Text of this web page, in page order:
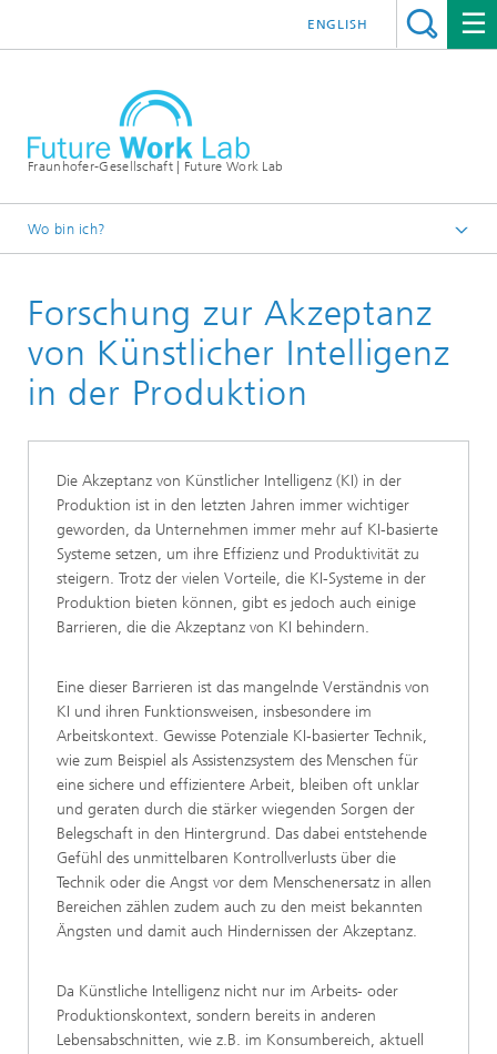
Fraunhofer-Gesellschaft | Future Work Lab
ENGLISH
Wo bin ich?
Ideenwelt
Forschung zur Akzeptanz
von Künstlicher Intelligenz
in der Produktion
Die Akzeptanz von Künstlicher Intelligenz (KI) in der
Produktion ist in den letzten Jahren immer wichtiger
geworden, da Unternehmen immer mehr auf KI-basierte
Systeme setzen, um ihre Effizienz und Produktivität zu
steigern. Trotz der vielen Vorteile, die KI-Systeme in der
Produktion bieten können, gibt es jedoch auch einige
Barrieren, die die Akzeptanz von KI behindern.
Eine dieser Barrieren ist das mangelnde Verständnis von
KI und ihren Funktionsweisen, insbesondere im
Arbeitskontext. Gewisse Potenziale KI-basierter Technik,
wie zum Beispiel als Assistenzsystem des Menschen für
eine sichere und effizientere Arbeit, bleiben oft unklar
und geraten durch die stärker wiegenden Sorgen der
Belegschaft in den Hintergrund. Das dabei entstehende
Gefühl des unmittelbaren Kontrollverlusts über die
Technik oder die Angst vor dem Menschenersatz in allen
Bereichen zählen zudem auch zu den meist bekannten
Ängsten und damit auch Hindernissen der Akzeptanz.
Da Künstliche Intelligenz nicht nur im Arbeits- oder
Produktionskontext, sondern bereits in anderen
Lebensabschnitten, wie z.B. im Konsumbereich, aktuell